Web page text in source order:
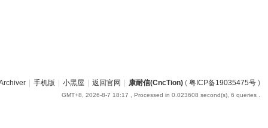
| 手机版 | 小黑屋 | 返回官网 | 康耐信(CncTion)( 粤ICP备19035475号)
GMT+8, 2026-8-7 18:17 , Processed in 0.023608 second(s), 6 queries .